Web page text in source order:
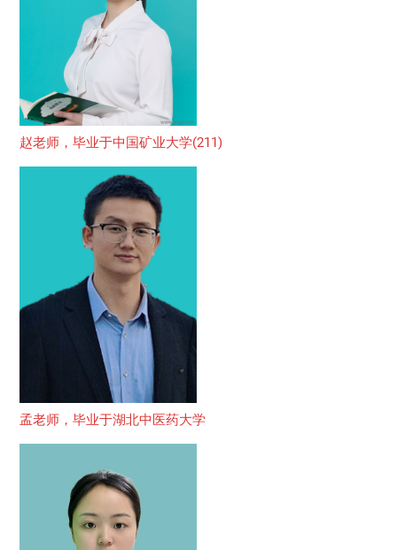
赵老师，毕业于中国矿业大学(211)
孟老师，毕业于湖北中医药大学